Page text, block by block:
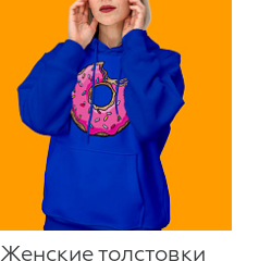
Женские толстовки